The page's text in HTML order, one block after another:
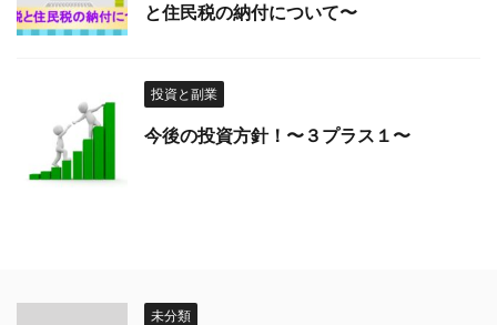
と住民税の納付について〜
投資と副業
今後の投資方針！〜３プラス１〜
未分類